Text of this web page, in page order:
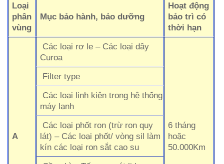
Loại
phân
vùng
Mục bảo hành, bảo dưỡng
Hoạt động
bảo trì có
thời hạn
A
Các loại rơ le – Các loại dây
Curoa
6 tháng
hoặc
50.000Km
Filter type
Các loại linh kiện trong hệ thống
máy lạnh
Các loại phốt ron (trừ ron quy
lát) – Các loại phốt/ vòng sil làm
kín các loại ron sắt cao su